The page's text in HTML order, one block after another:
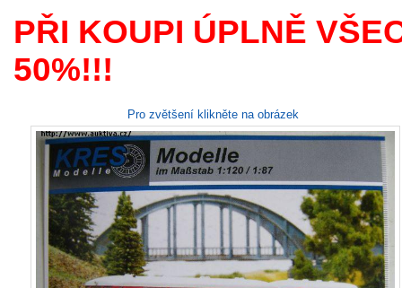
PŘI KOUPI ÚPLNĚ
50%!!!
Pro zvětšení klikněte na obrázek